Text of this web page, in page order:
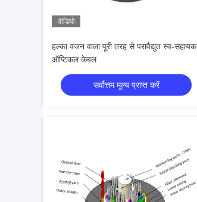
वीडियो
हल्का वजन वाला पूरी तरह से परावैद्युत स्व-सहायक
ऑप्टिकल केबल
सर्वोत्तम मूल्य प्राप्त करें